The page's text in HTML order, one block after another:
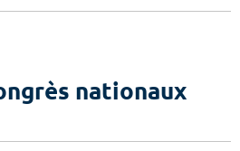
nationaux